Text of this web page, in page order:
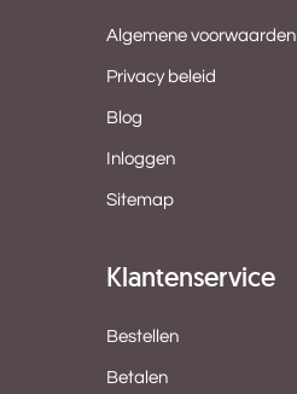
Algemene voorwaarden
Privacy beleid
Blog
Inloggen
Sitemap
Klantenservice
Bestellen
Betalen